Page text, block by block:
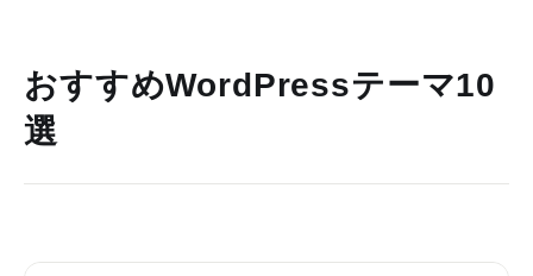
おすすめWordPressテーマ10
選